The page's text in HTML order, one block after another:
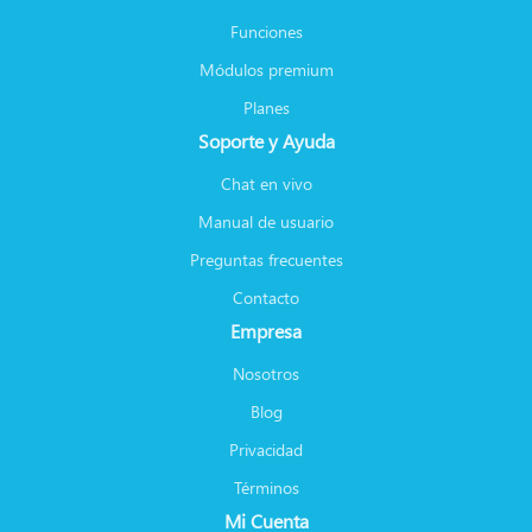
Funciones
Módulos premium
Planes
Soporte y Ayuda
Chat en vivo
Manual de usuario
Preguntas frecuentes
Contacto
Empresa
Nosotros
Blog
Privacidad
Términos
Mi Cuenta